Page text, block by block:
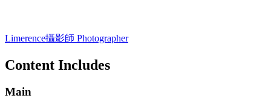
Limerence攝影師 Photographer
Content Includes
Main